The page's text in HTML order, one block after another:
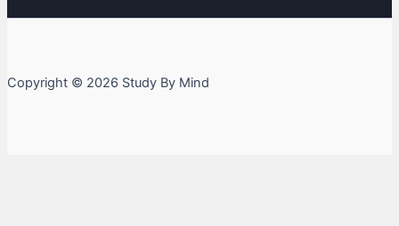
Copyright © 2026 Study By Mind